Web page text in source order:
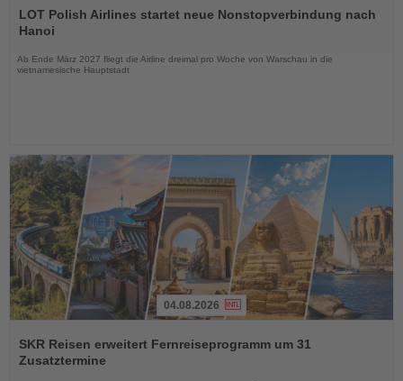
Sie
die
LOT Polish Airlines startet neue Nonstopverbindung nach
Hanoi
Ab Ende März 2027 fliegt die Airline dreimal pro Woche von Warschau in die
vietnamesische Hauptstadt
Sie
die
04.08.2026
SKR Reisen erweitert Fernreiseprogramm um 31
Zusatztermine